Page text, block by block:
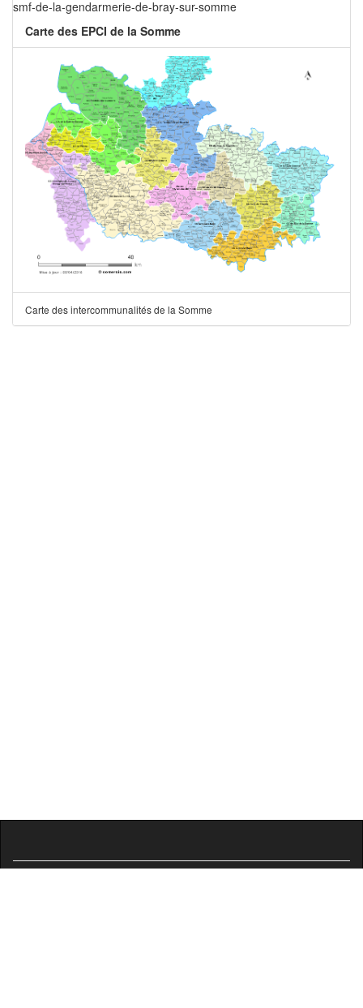
smf-de-la-gendarmerie-de-bray-sur-somme
Carte des EPCI de la Somme
Carte des intercommunalités de la Somme